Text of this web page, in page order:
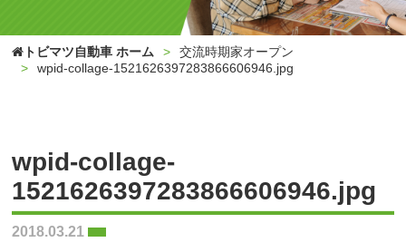
トビマツ自動車 ホーム
交流時期家オープン
wpid-collage-1521626397283866606946.jpg
wpid-collage-
1521626397283866606946.jpg
2018.03.21